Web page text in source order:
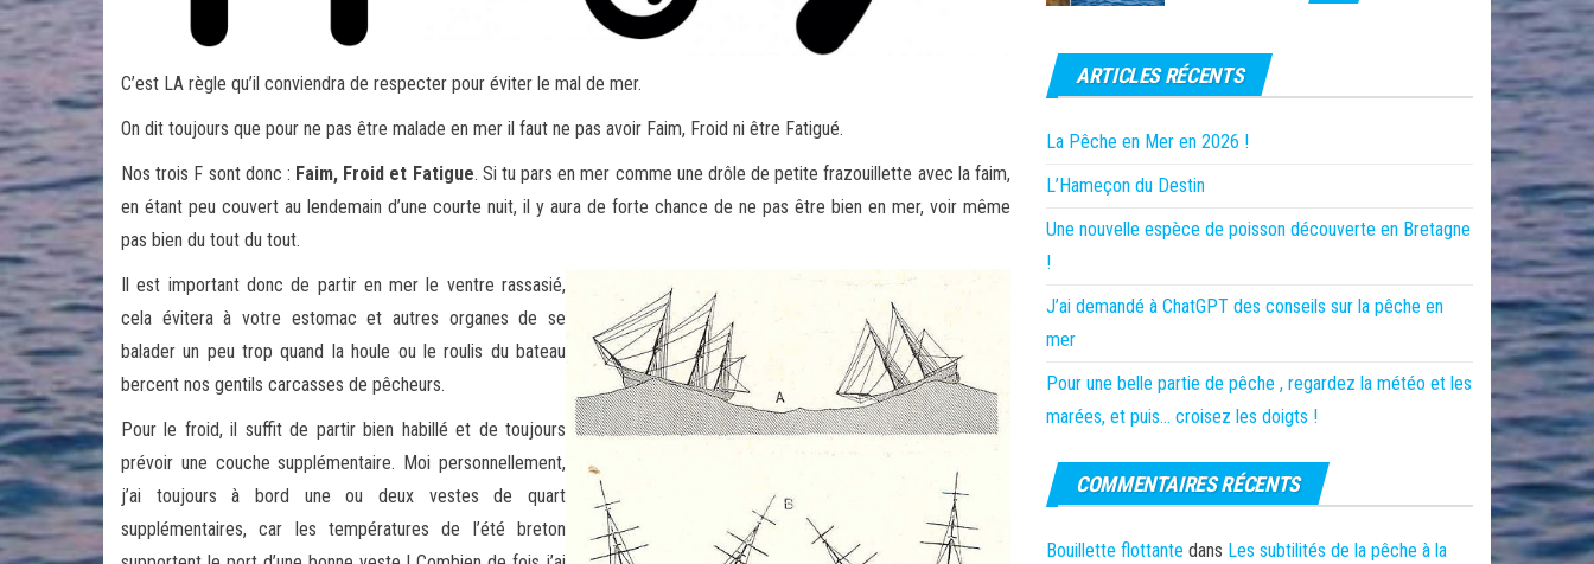
C’est LA règle qu’il conviendra de respecter pour éviter le mal de mer.
On dit toujours que pour ne pas être malade en mer il faut ne pas avoir Faim, Froid ni être Fatigué.
Nos trois F sont donc : Faim, Froid et Fatigue. Si tu pars en mer comme une drôle de petite frazouillette avec la faim,
en étant peu couvert au lendemain d’une courte nuit, il y aura de forte chance de ne pas être bien en mer, voir même
pas bien du tout du tout.
Il est important donc de partir en mer le ventre rassasié,
cela évitera à votre estomac et autres organes de se
balader un peu trop quand la houle ou le roulis du bateau
bercent nos gentils carcasses de pêcheurs.
Pour le froid, il suffit de partir bien habillé et de toujours
prévoir une couche supplémentaire. Moi personnellement,
j’ai toujours à bord une ou deux vestes de quart
supplémentaires, car les températures de l’été breton
ARTICLES RÉCENTS
La Pêche en Mer en 2026 !
L’Hameçon du Destin
Une nouvelle espèce de poisson découverte en Bretagne
!
J’ai demandé à ChatGPT des conseils sur la pêche en
mer
Pour une belle partie de pêche , regardez la météo et les
marées, et puis… croisez les doigts !
COMMENTAIRES RÉCENTS
Bouillette flottante dans Les subtilités de la pêche à la